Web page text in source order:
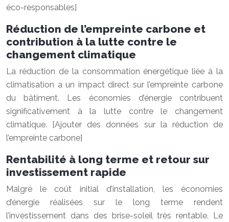
éco-responsables]
Réduction de l’empreinte carbone et
contribution à la lutte contre le
changement climatique
La réduction de la consommation énergétique liée à la
climatisation a un impact direct sur l’empreinte carbone
du bâtiment. Les économies d’énergie contribuent
significativement à la lutte contre le changement
climatique. [Ajouter des données sur la réduction de
l’empreinte carbone]
Rentabilité à long terme et retour sur
investissement rapide
Malgré le coût initial d’installation, les économies
d’énergie réalisées sur le long terme rendent
l’investissement dans des brise-soleil très rentable. Le